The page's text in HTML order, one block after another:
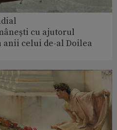
cu ajutorul
celui de-al Doilea